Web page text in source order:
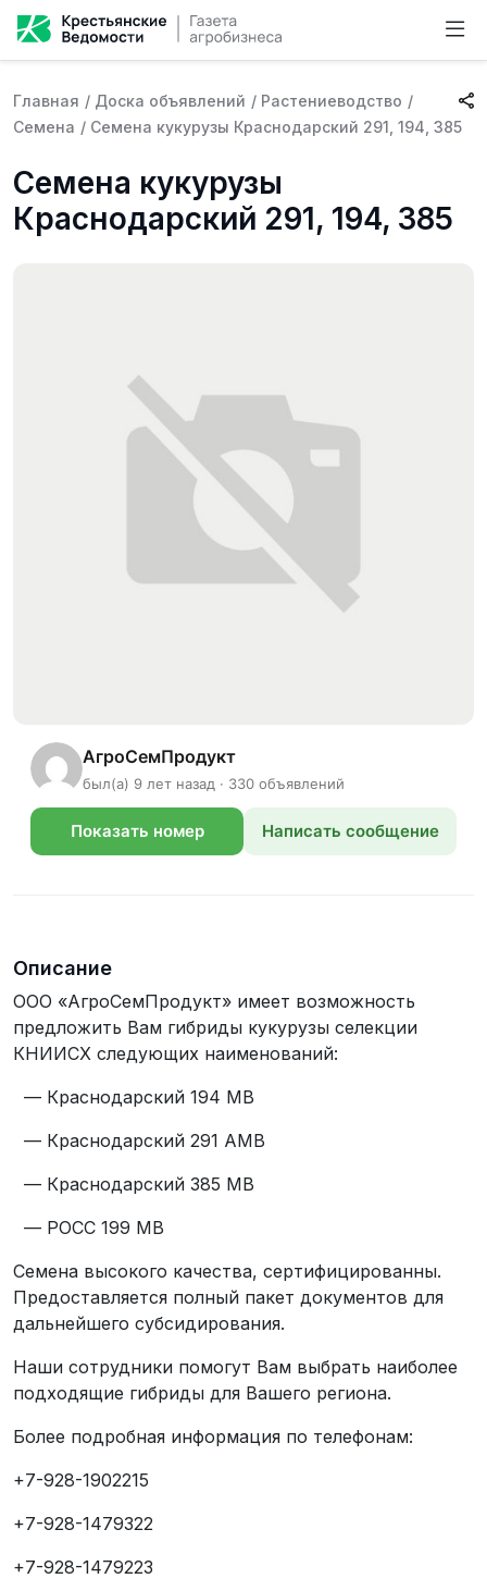
Главная / Доска объявлений / Растениеводство /
Семена / Семена кукурузы Краснодарский 291, 194, 385
Семена кукурузы
Краснодарский 291, 194, 385
АгроСемПродукт
был(а) 9 лет назад · 330 объявлений
Показать номер Написать сообщение
Описание
ООО «АгроСемПродукт» имеет возможность
предложить Вам гибриды кукурузы селекции
КНИИСХ следующих наименований:
— Краснодарский 194 МВ
— Краснодарский 291 АМВ
— Краснодарский 385 МВ
— РОСС 199 МВ
Семена высокого качества, сертифицированны.
Предоставляется полный пакет документов для
дальнейшего субсидирования.
Наши сотрудники помогут Вам выбрать наиболее
подходящие гибриды для Вашего региона.
Более подробная информация по телефонам:
+7-928-1902215
+7-928-1479322
+7-928-1479223